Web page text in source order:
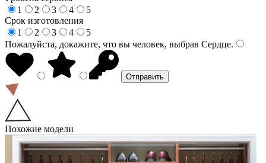
1
2 3 4
5
Срок изготовления
1
2 3 4
5
Пожалуйста, докажите, что вы человек, выбрав Сердце.
Похожие модели